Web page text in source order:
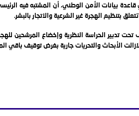
بيانات الأمن الوطني، أن المشتبه فيه
بتنظيم الهجرة غير الشرعية والاتجار بالبشر.
تحت تدبير الحراسة النظرية وإخضاع المرشحين
الأبحاث والتحريات جارية بغرض توقيف باقي